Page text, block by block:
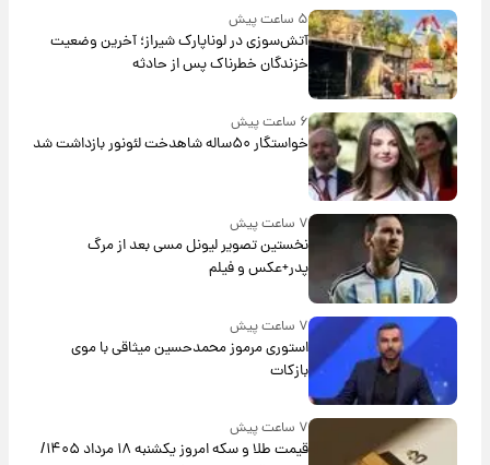
۵ ساعت پیش
آتش‌سوزی در لوناپارک شیراز؛ آخرین وضعیت
خزندگان خطرناک پس از حادثه
۶ ساعت پیش
خواستگار ۵۰ساله شاهدخت لئونور بازداشت شد
نخستین تصویر لیونل مسی بعد از مرگ
پدر+عکس و فیلم
۷ ساعت پیش
استوری مرموز محمدحسین میثاقی با موی
بازکات
قیمت طلا و سکه امروز یکشنبه ۱۸ مرداد ۱۴۰۵/